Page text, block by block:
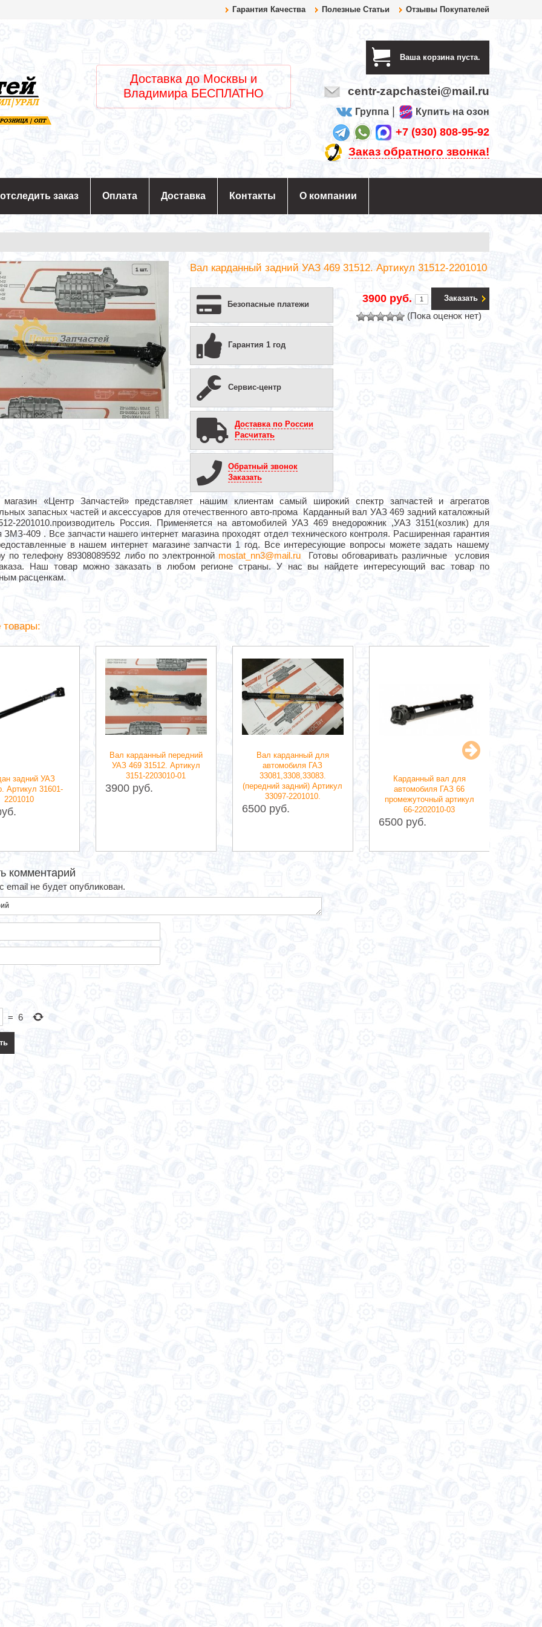
Гарантия Качества Полезные Статьи Отзывы Покупателей
Доставка до Москвы и
Владимира БЕСПЛАТНО
Ваша корзина пуста.
centr-zapchastei@mail.ru
Группа Купить на озон
+7 (930) 808-95-92
Заказ обратного звонка!
заказ Оплата Доставка Контакты О компании
Вал карданный задний УАЗ 469 31512. Артикул 31512-2201010
3900 руб. Заказать
(Пока оценок нет)
Безопасные платежи
Гарантия 1 год
Сервис-центр
Доставка по России
Расчитать
Обратный звонок
Заказать
магазин «Центр Запчастей» представляет нашим клиентам самый широкий спектр запчастей и агрегатов
запасных частей и аксессуаров для отечественного авто-прома Карданный вал УАЗ 469 задний каталожный
2201010.производитель Россия. Применяется на автомобилей УАЗ 469 внедорожник ,УАЗ 3151(козлик) для
ЗМЗ-409 . Все запчасти нашего интернет магазина проходят отдел технического контроля. Расширенная гарантия
в нашем интернет магазине запчасти 1 год. Все интересующие вопросы можете задать нашему
по телефону 89308089592 либо по электронной mostat_nn3@mail.ru Готовы обговаривать различные условия
Наш товар можно заказать в любом регионе страны. У нас вы найдете интересующий вас товар по
расценкам.
задний УАЗ
Артикул 31601-
2201010
Вал карданный передний
УАЗ 469 31512. Артикул
3151-2203010-01
3900 руб.
Вал карданный для
автомобиля ГАЗ
33081,3308,33083.
(передний задний) Артикул
33097-2201010.
6500 руб.
Карданный вал для
автомобиля ГАЗ 66
промежуточный артикул
66-2202010-03
6500 руб.
комментарий
email не будет опубликован.
= 6